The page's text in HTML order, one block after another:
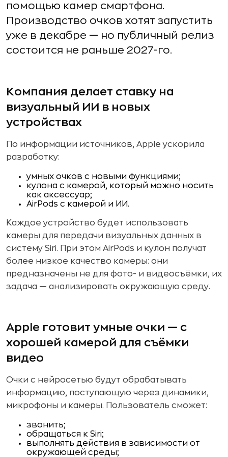
помощью камер смартфона.
Производство очков хотят запустить
уже в декабре — но публичный релиз
состоится не раньше 2027-го.
Компания делает ставку на
визуальный ИИ в новых
устройствах
По информации источников, Apple ускорила
разработку:
умных очков с новыми функциями;
кулона с камерой, который можно носить
как аксессуар;
AirPods с камерой и ИИ.
Каждое устройство будет использовать
камеры для передачи визуальных данных в
систему Siri. При этом AirPods и кулон получат
более низкое качество камеры: они
предназначены не для фото- и видеосъёмки, их
задача — анализировать окружающую среду.
Apple готовит умные очки — с
хорошей камерой для съёмки
видео
Очки с нейросетью будут обрабатывать
информацию, поступающую через динамики,
микрофоны и камеры. Пользователь сможет:
звонить;
обращаться к Siri;
выполнять действия в зависимости от
окружающей среды;